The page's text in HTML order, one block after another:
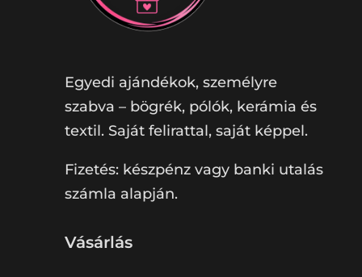
Egyedi ajándékok, személyre
szabva – bögrék, pólók, kerámia és
textil. Saját felirattal, saját képpel.
Fizetés: készpénz vagy banki utalás
számla alapján.
Vásárlás